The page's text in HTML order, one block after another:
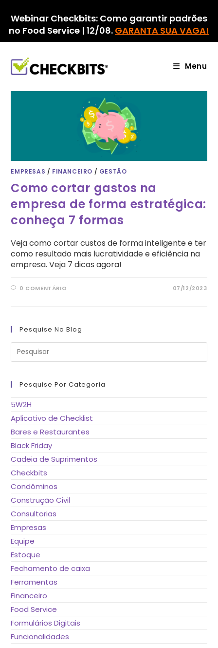
para
conteúdo
Webinar Checkbits: Como garantir padrões
no Food Service | 12/08. GARANTA SUA VAGA!
Menu
EMPRESAS / FINANCEIRO / GESTÃO
Como cortar gastos na
empresa de forma estratégica:
conheça 7 formas
Veja como cortar custos de forma inteligente e ter
como resultado mais lucratividade e eficiência na
empresa. Veja 7 dicas agora!
0 COMENTÁRIO 07/12/2023
Pesquise No Blog
Pesquise Por Categoria
5W2H
Aplicativo de Checklist
Bares e Restaurantes
Black Friday
Cadeia de Suprimentos
Checkbits
Condôminos
Construção Civil
Consultorias
Empresas
Equipe
Estoque
Fechamento de caixa
Ferramentas
Financeiro
Food Service
Formulários Digitais
Funcionalidades